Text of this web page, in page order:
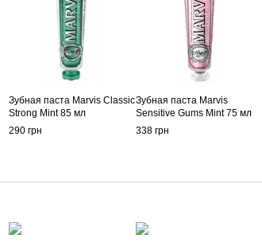
Зубная паста Marvis Classic
Strong Mint 85 мл
290 грн
Зубная паста Marvis
Sensitive Gums Mint 75 мл
338 грн